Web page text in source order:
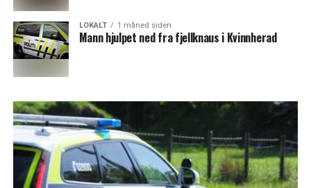
LOKALT 1 måned siden
Mann hjulpet ned fra fjellknaus i Kvinnherad